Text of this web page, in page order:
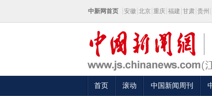
中新网首页 安徽 北京 重庆 福建 甘肃 贵州
首页 滚动 中国新闻周刊